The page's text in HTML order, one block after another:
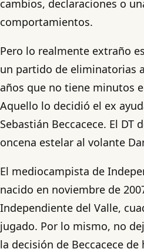
cambios, declaraciones o
comportamientos.
Pero lo realmente extraño
un partido de eliminatorias
años que no tiene minutos
Aquello lo decidió el ex
Sebastián Beccacece. El DT
oncena estelar al volante
El mediocampista de
nacido en noviembre de
Independiente del Valle,
jugado. Por lo mismo, no
la decisión de Beccacece